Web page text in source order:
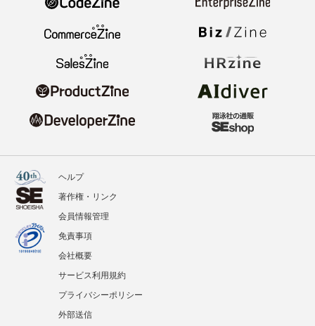
ヘルプ
著作権・リンク
会員情報管理
免責事項
会社概要
サービス利用規約
プライバシーポリシー
外部送信